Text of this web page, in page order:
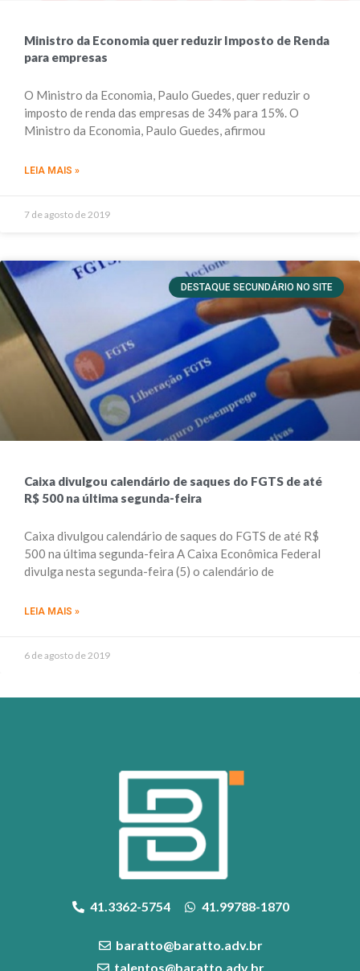
Ministro da Economia quer reduzir Imposto de Renda
para empresas
O Ministro da Economia, Paulo Guedes, quer reduzir o
imposto de renda das empresas de 34% para 15%. O
Ministro da Economia, Paulo Guedes, afirmou
LEIA MAIS »
7 de agosto de 2019
DESTAQUE SECUNDÁRIO NO SITE
Caixa divulgou calendário de saques do FGTS de até
R$ 500 na última segunda-feira
Caixa divulgou calendário de saques do FGTS de até R$
500 na última segunda-feira A Caixa Econômica Federal
divulga nesta segunda-feira (5) o calendário de
LEIA MAIS »
6 de agosto de 2019
41.3362-5754 41.99788-1870
baratto@baratto.adv.br
talentos@baratto.adv.br